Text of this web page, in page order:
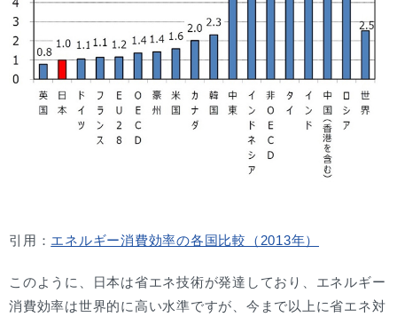
引用： エネルギー消費効率の各国比較（2013年）
このように、日本は省エネ技術が発達しており、エネルギー
消費効率は世界的に高い水準ですが、今まで以上に省エネ対